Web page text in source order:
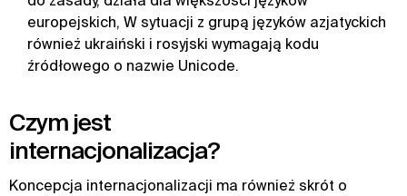
europejskich, W sytuacji z grupą języków azjatyckich
również ukraiński i rosyjski wymagają kodu
źródłowego o nazwie Unicode.
Czym jest
internacjonalizacja?
Koncepcja internacjonalizacji ma również skrót o